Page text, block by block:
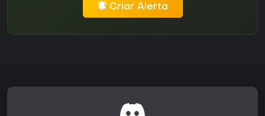
Criar Alerta